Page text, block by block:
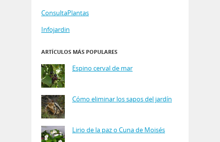
ConsultaPlantas
Infojardin
ARTÍCULOS MÁS POPULARES
Espino cerval de mar
Cómo eliminar los sapos del jardín
Lirio de la paz o Cuna de Moisés